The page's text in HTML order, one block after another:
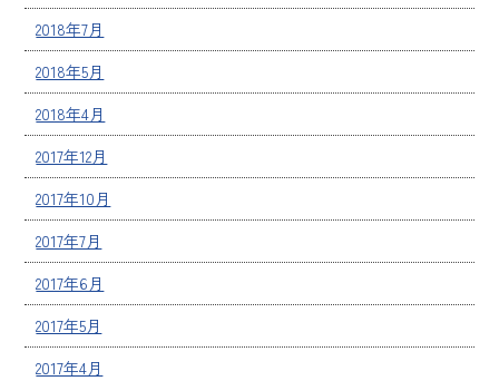
2018年7月
2018年5月
2018年4月
2017年12月
2017年10月
2017年7月
2017年6月
2017年5月
2017年4月